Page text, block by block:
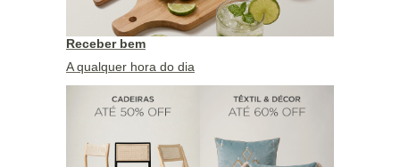
Receber bem
A qualquer hora do dia